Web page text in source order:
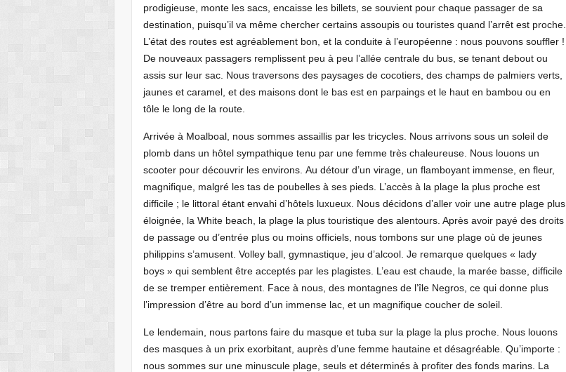
prodigieuse, monte les sacs, encaisse les billets, se souvient pour chaque passager de sa
destination, puisqu’il va même chercher certains assoupis ou touristes quand l’arrêt est proche.
L’état des routes est agréablement bon, et la conduite à l’européenne : nous pouvons souffler !
De nouveaux passagers remplissent peu à peu l’allée centrale du bus, se tenant debout ou
assis sur leur sac. Nous traversons des paysages de cocotiers, des champs de palmiers verts,
jaunes et caramel, et des maisons dont le bas est en parpaings et le haut en bambou ou en
tôle le long de la route.
Arrivée à Moalboal, nous sommes assaillis par les tricycles. Nous arrivons sous un soleil de
plomb dans un hôtel sympathique tenu par une femme très chaleureuse. Nous louons un
scooter pour découvrir les environs. Au détour d’un virage, un flamboyant immense, en fleur,
magnifique, malgré les tas de poubelles à ses pieds. L’accès à la plage la plus proche est
difficile ; le littoral étant envahi d’hôtels luxueux. Nous décidons d’aller voir une autre plage plus
éloignée, la White beach, la plage la plus touristique des alentours. Après avoir payé des droits
de passage ou d’entrée plus ou moins officiels, nous tombons sur une plage où de jeunes
philippins s’amusent. Volley ball, gymnastique, jeu d’alcool. Je remarque quelques « lady
boys » qui semblent être acceptés par les plagistes. L’eau est chaude, la marée basse, difficile
de se tremper entièrement. Face à nous, des montagnes de l’île Negros, ce qui donne plus
l’impression d’être au bord d’un immense lac, et un magnifique coucher de soleil.
Le lendemain, nous partons faire du masque et tuba sur la plage la plus proche. Nous louons
des masques à un prix exorbitant, auprès d’une femme hautaine et désagréable. Qu’importe :
nous sommes sur une minuscule plage, seuls et déterminés à profiter des fonds marins. La